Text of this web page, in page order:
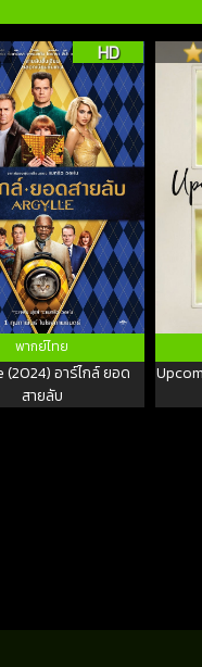
HD
พากย์ไทย
อาร์ไกล์ ยอด
สายลับ